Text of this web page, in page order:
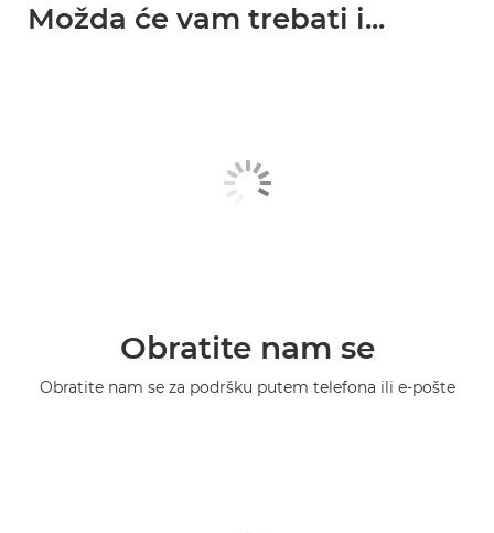
Možda će vam trebati i...
Obratite nam se
Obratite nam se za podršku putem telefona ili e-pošte